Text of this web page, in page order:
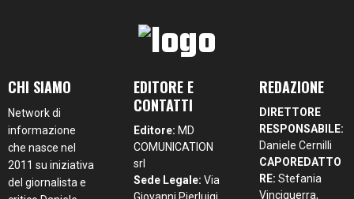
CHI SIAMO
Network di
informazione
che nasce nel
2011 su iniziativa
del giornalista e
EDITORE E
CONTATTI
Editore: MD
COMUNICATION
srl
Sede Legale: Via
Giovanni Pierluigi
REDAZIONE
DIRETTORE
RESPONSABILE:
Daniele Cernilli
CAPOREDATTO
RE: Stefania
Vinciguerra,